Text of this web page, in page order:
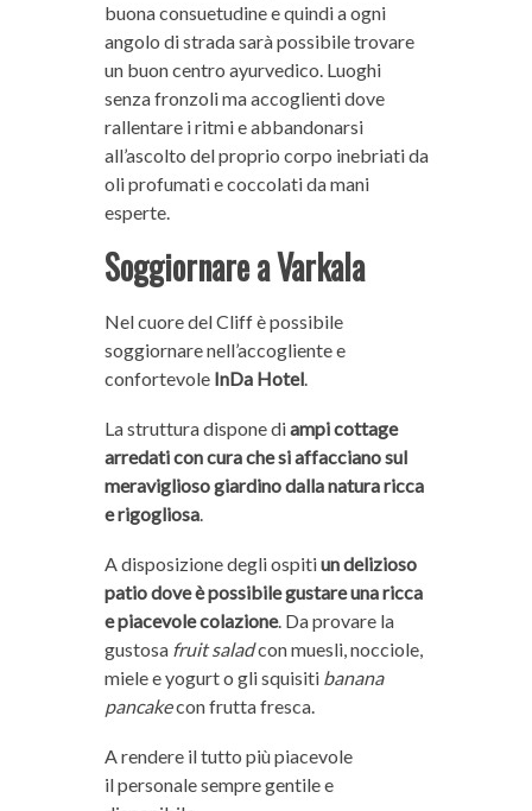
buona consuetudine e quindi a ogni
angolo di strada sarà possibile trovare
un buon centro ayurvedico. Luoghi
senza fronzoli ma accoglienti dove
rallentare i ritmi e abbandonarsi
all’ascolto del proprio corpo inebriati da
oli profumati e coccolati da mani
esperte.
Soggiornare a Varkala
Nel cuore del Cliff è possibile
soggiornare nell’accogliente e
confortevole InDa Hotel.
La struttura dispone diampi cottage
arredati con cura che si affacciano sul
meraviglioso giardino dalla natura ricca
e rigogliosa.
A disposizione degli ospitiundelizioso
patiodove è possibile gustare una ricca
e piacevole colazione. Da provare la
gustosa fruit saladcon muesli, nocciole,
miele e yogurt o gli squisiti banana
pancakecon frutta fresca.
A rendere il tutto più piacevole
il personale sempre gentile e